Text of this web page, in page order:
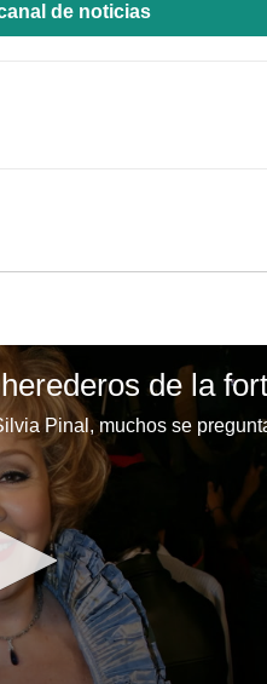
de noticias